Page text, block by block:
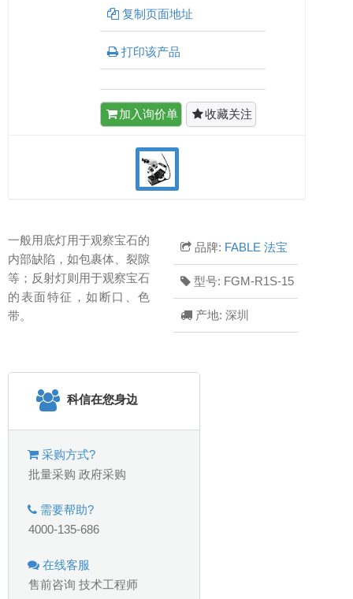
复制页面地址
打印该产品
加入询价单 收藏关注
品牌: FABLE 法宝
型号: FGM-R1S-15
产地: 深圳
一般用底灯用于观察宝石的
内部缺陷，如包裹体、裂隙
等；反射灯则用于观察宝石
的表面特征，如断口、色
带。
科信在您身边
采购方式?
批量采购 政府采购
需要帮助?
4000-135-686
在线客服
售前咨询 技术工程师